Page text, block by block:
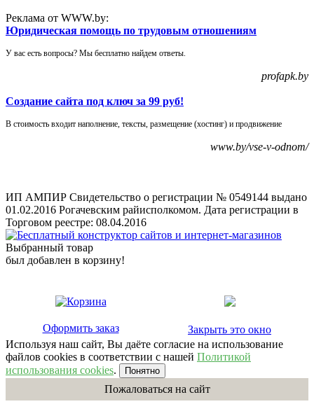
Реклама от WWW.by:
Юридическая помощь по трудовым отношениям
У вас есть вопросы? Мы бесплатно найдем ответы.
profapk.by
Создание сайта под ключ за 99 руб!
В стоимость входит наполнение, тексты, размещение (хостинг) и продвижение
www.by/vse-v-odnom/
ИП АМПИР Свидетельство о регистрации № 0549144 выдано
01.02.2016 Рогачевским райисполкомом. Дата регистрации в
Торговом реестре: 08.04.2016
Выбранный товар
был добавлен в корзину!
Оформить заказ
Закрыть это окно
Используя наш сайт, Вы даёте согласие на использование
файлов cookies в соответствии с нашей Политикой
использования cookies. Понятно
Пожаловаться на сайт